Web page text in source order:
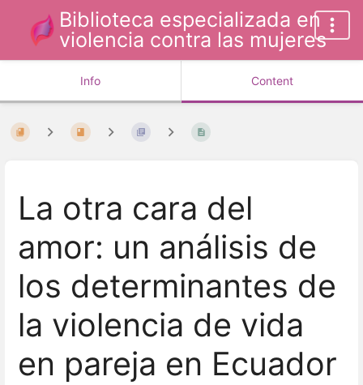
Biblioteca especializada en
violencia contra las mujeres
Info Content
La otra cara del
amor: un análisis de
los determinantes de
la violencia de vida
en pareja en Ecuador